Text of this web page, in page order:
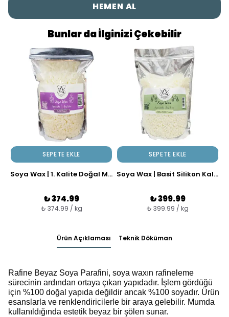
HEMEN AL
Bunlar da İlginizi Çekebilir
SEPETE EKLE
Soya Wax | 1. Kalite Doğal Mumlar Yapın
₺ 374.99
₺ 374.99 / kg
SEPETE EKLE
Soya Wax | Basit Silikon Kalıplar Çalışın
₺ 399.99
₺ 399.99 / kg
Ürün Açıklaması Teknik Döküman
Rafine Beyaz Soya Parafini, soya waxın rafineleme
sürecinin ardından ortaya çıkan yapıdadır. İşlem gördüğü
için %100 doğal yapıda değildir ancak %100 soyadır. Ürün
esanslarla ve renklendiricilerle bir araya gelebilir. Mumda
kullanıldığında estetik beyaz bir şölen sunar.